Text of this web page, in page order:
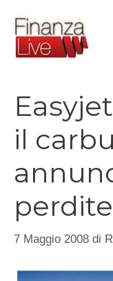
contenuto
il
perdite
7 Maggio 2008 di